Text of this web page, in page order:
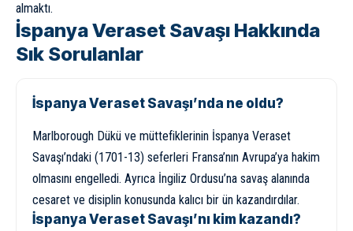
almaktı.
İspanya Veraset Savaşı Hakkında
Sık Sorulanlar
İspanya Veraset Savaşı’nda ne oldu?
Marlborough Dükü ve müttefiklerinin İspanya Veraset
Savaşı’ndaki (1701-13) seferleri Fransa’nın Avrupa’ya hakim
olmasını engelledi. Ayrıca İngiliz Ordusu’na savaş alanında
cesaret ve disiplin konusunda kalıcı bir ün kazandırdılar.
İspanya Veraset Savaşı’nı kim kazandı?